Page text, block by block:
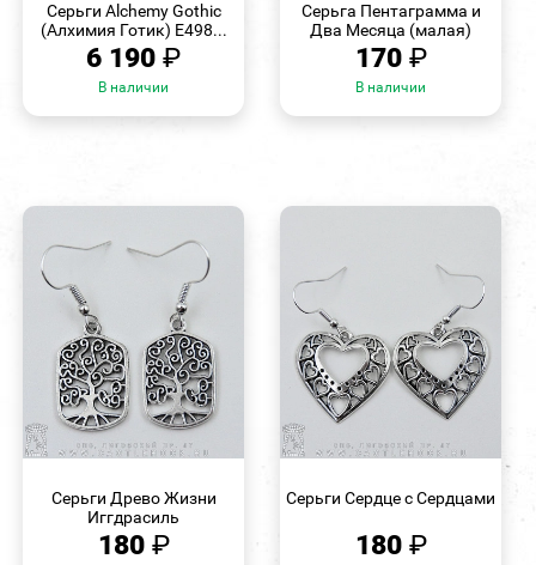
Серьги Alchemy Gothic
(Алхимия Готик) E498...
6 190 ₽
В наличии
Серьга Пентаграмма и
Два Месяца (малая)
170 ₽
В наличии
Серьги Древо Жизни
Иггдрасиль
180 ₽
Серьги Сердце с Сердцами
180 ₽